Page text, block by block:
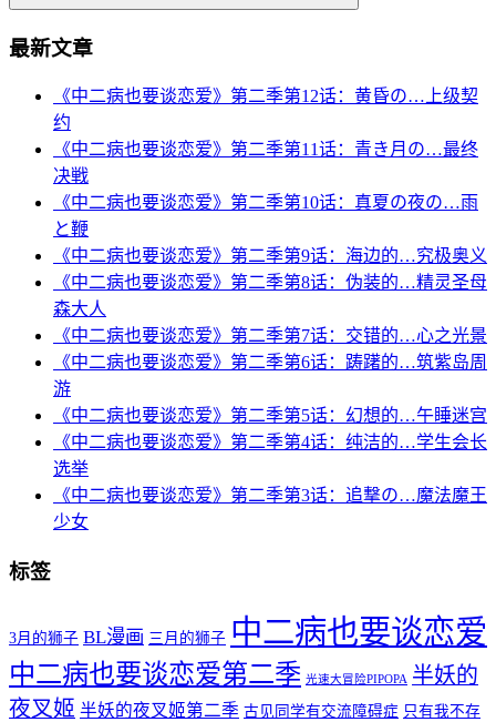
最新文章
《中二病也要谈恋爱》第二季第12话：黄昏の…上级契
约
《中二病也要谈恋爱》第二季第11话：青き月の…最终
决戦
《中二病也要谈恋爱》第二季第10话：真夏の夜の…雨
と鞭
《中二病也要谈恋爱》第二季第9话：海边的…究极奥义
《中二病也要谈恋爱》第二季第8话：伪装的…精灵圣母
森大人
《中二病也要谈恋爱》第二季第7话：交错的…心之光景
《中二病也要谈恋爱》第二季第6话：踌躇的…筑紫岛周
游
《中二病也要谈恋爱》第二季第5话：幻想的…午睡迷宫
《中二病也要谈恋爱》第二季第4话：纯洁的…学生会长
选举
《中二病也要谈恋爱》第二季第3话：追撃の…魔法魔王
少女
标签
3月的狮子 BL漫画 三月的狮子 中二病也要谈恋爱
中二病也要谈恋爱第二季 光速大冒险PIPOPA 半妖的
夜叉姬 半妖的夜叉姬第二季 古见同学有交流障碍症 只有我不存